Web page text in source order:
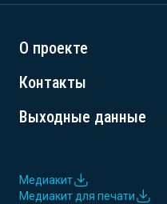
О проекте
Контакты
Выходные данные
Медиакит
Медиакит для печати